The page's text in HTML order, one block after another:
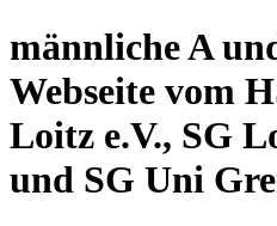
männliche A
Webseite vom
Loitz e.V., SG
und SG Uni